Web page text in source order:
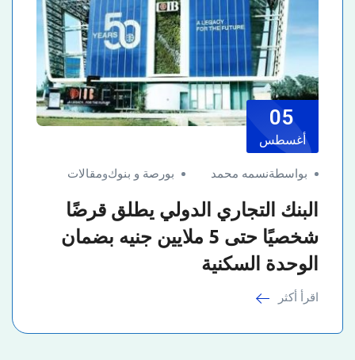
05
أغسطس
بواسطةنسمه محمد بورصة و بنوكومقالات
البنك التجاري الدولي يطلق قرضًا
شخصيًا حتى 5 ملايين جنيه بضمان
الوحدة السكنية
اقرأ أكثر